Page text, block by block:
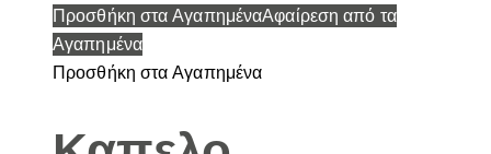
προϊόν
πολλαπλές
Προσθήκη στα ΑγαπημέναΑφαίρεση από τα
Αγαπημένα
Προσθήκη στα Αγαπημένα